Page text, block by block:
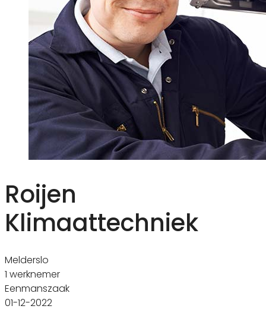
Roijen
Klimaattechniek
Melderslo
1 werknemer
Eenmanszaak
01-12-2022